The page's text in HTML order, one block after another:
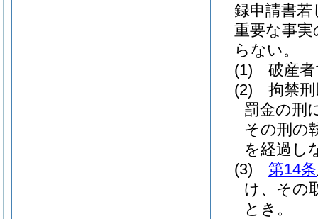
録申請書
重要な事
らない。
(1)
破産
(2)
拘禁
罰金の刑
その刑の
を経過し
(3)
第14条
け、その
とき。